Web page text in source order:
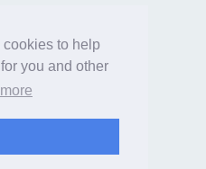
to help
you and other